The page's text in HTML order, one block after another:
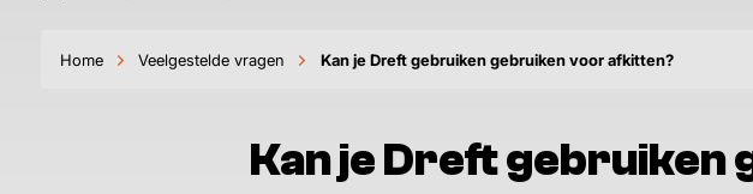
Home Veelgestelde vragen Kan je Dreft gebruiken gebruiken voor afkitten?
Kan je Dreft